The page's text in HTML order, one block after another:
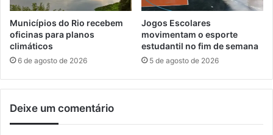
o
M
u
r
o
o
d
a
e
x
n
g
Municípios do Rio recebem
oficinas para planos
climáticos
6 de agosto de 2026
Jogos Escolares
movimentam o esporte
estudantil no fim de semana
5 de agosto de 2026
Deixe um comentário